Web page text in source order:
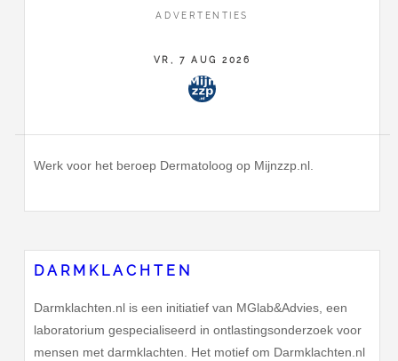
ADVERTENTIES
VR, 7 AUG 2026
Werk voor het beroep Dermatoloog op Mijnzzp.nl.
DARMKLACHTEN
Darmklachten.nl is een initiatief van MGlab&Advies, een
laboratorium gespecialiseerd in ontlastingsonderzoek voor
mensen met darmklachten. Het motief om Darmklachten.nl